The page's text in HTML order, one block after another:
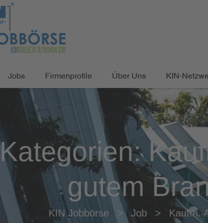
Jobs Firmenprofile Über Uns KIN-
Kategorien:
gutem
KIN Jobbörse > Job > Kaufm.